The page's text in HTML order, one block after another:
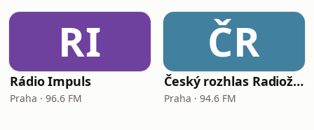
RI
Rádio Impuls
Praha · 96.6 FM
ČR
Český rozhlas Radiožurnál
Praha · 94.6 FM